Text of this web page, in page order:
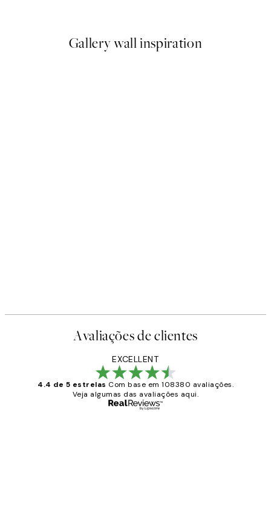
Gallery wall inspiration
Avaliações de clientes
EXCELLENT
4.4 de 5 estrelas Com base em 108380 avaliações.
Veja algumas das avaliações aqui.